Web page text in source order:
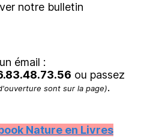
notre bulletin
émail :
ou passez
sont sur la page).
Nature en Livres